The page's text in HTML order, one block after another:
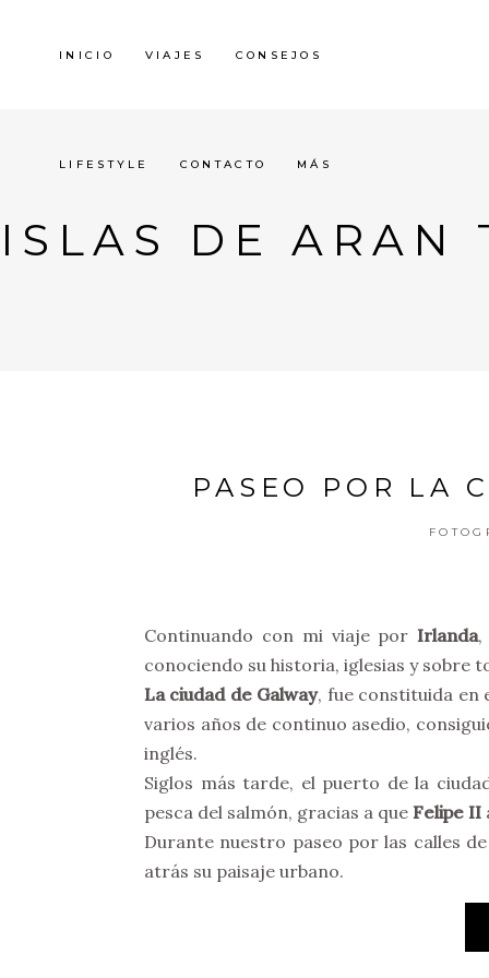
INICIO VIAJES CONSEJOS
LIFESTYLE CONTACTO MÁS
ISLAS DE ARAN
PASEO POR LA
Continuando con mi viaje porIrlanda,
conociendo su historia, iglesias y sobre
La ciudad de Galway, fue constituida en
varios años de continuo asedio,
inglés.
Siglos más tarde, el puerto de la
pesca del salmón, gracias a que Felipe II
Durante nuestro paseo por las calles
atrás su paisaje urbano.